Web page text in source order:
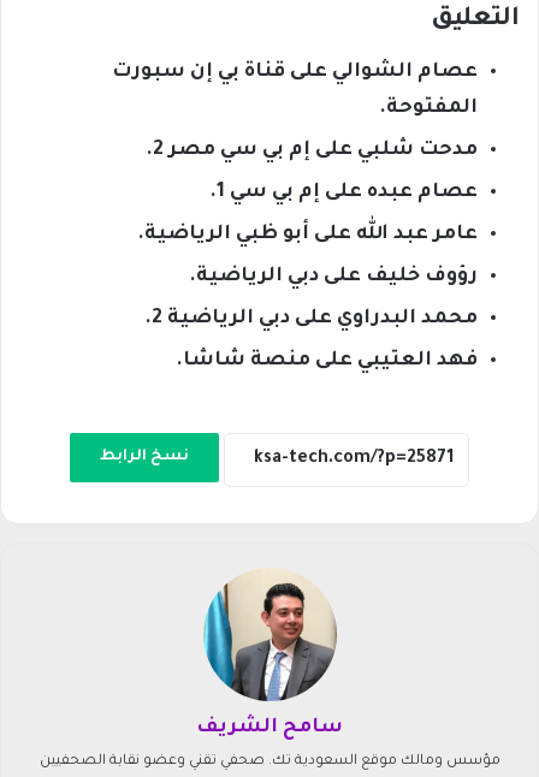
التعليق
عصام الشوالي على قناة بي إن سبورت
المفتوحة.
مدحت شلبي على إم بي سي مصر 2.
عصام عبده على إم بي سي 1.
عامر عبد الله على أبو ظبي الرياضية.
رؤوف خليف على دبي الرياضية.
محمد البدراوي على دبي الرياضية 2.
فهد العتيبي على منصة شاشا.
نسخ الرابط
سامح الشريف
مؤسس ومالك موقع السعودية تك. صحفي تقني وعضو نقابة الصحفيين